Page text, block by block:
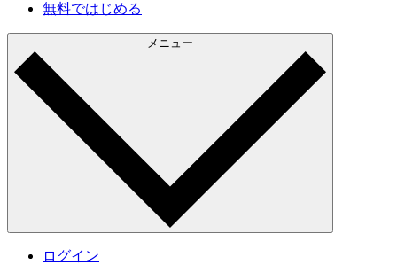
無料ではじめる
メニュー
ログイン